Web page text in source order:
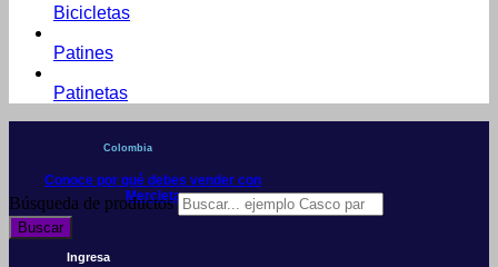
Bicicletas
Patines
Patinetas
Colombia
Conoce por qué debes vender con
Mercleta
Búsqueda de productos
Buscar
Ingresa